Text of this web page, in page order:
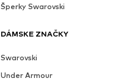
Šperky Swarovski
DÁMSKE ZNAČKY
Swarovski
Under Armour